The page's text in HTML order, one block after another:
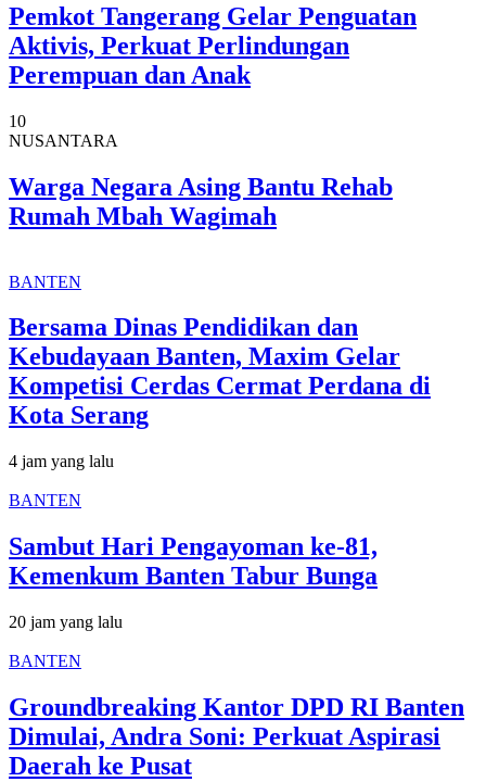
Pemkot Tangerang Gelar Penguatan
Aktivis, Perkuat Perlindungan
Perempuan dan Anak
10
NUSANTARA
Warga Negara Asing Bantu Rehab
Rumah Mbah Wagimah
BANTEN
Bersama Dinas Pendidikan dan
Kebudayaan Banten, Maxim Gelar
Kompetisi Cerdas Cermat Perdana di
Kota Serang
4 jam yang lalu
BANTEN
Sambut Hari Pengayoman ke-81,
Kemenkum Banten Tabur Bunga
20 jam yang lalu
BANTEN
Groundbreaking Kantor DPD RI Banten
Dimulai, Andra Soni: Perkuat Aspirasi
Daerah ke Pusat